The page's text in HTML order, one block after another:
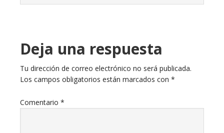
Deja una respuesta
Tu dirección de correo electrónico no será publicada.
Los campos obligatorios están marcados con *
Comentario *